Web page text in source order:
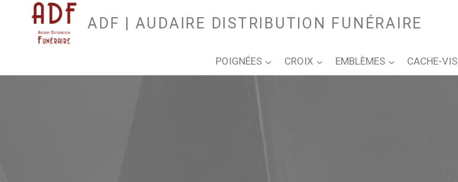
ADF | AUDAIRE DISTRIBUTION FUNÉRAIRE
POIGNÉES CROIX EMBLÈMES CACHE-VIS